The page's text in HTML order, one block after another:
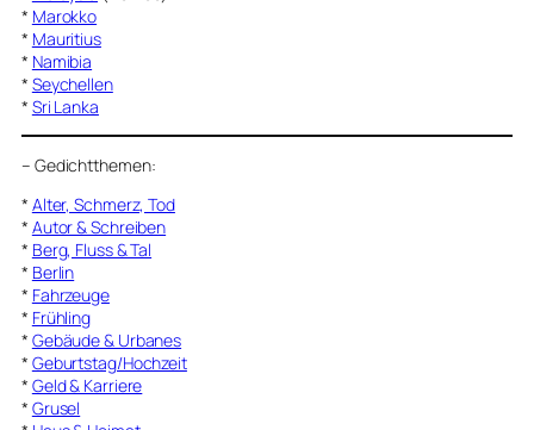
* Marokko
* Mauritius
* Namibia
* Seychellen
* Sri Lanka
– Gedichtthemen:
* Alter, Schmerz, Tod
* Autor & Schreiben
* Berg, Fluss & Tal
* Berlin
* Fahrzeuge
* Frühling
* Gebäude & Urbanes
* Geburtstag/Hochzeit
* Geld & Karriere
* Grusel